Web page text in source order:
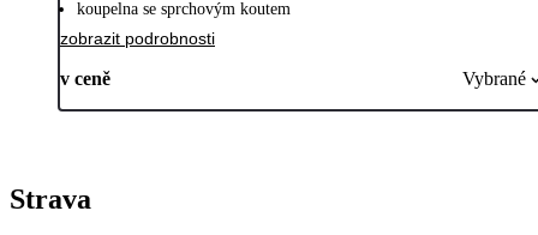
koupelna se sprchovým koutem
zobrazit podrobnosti
v ceně Vybrané
Strava